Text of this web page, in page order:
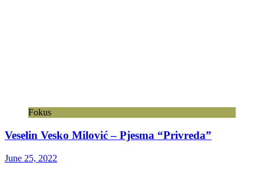
Fokus
Veselin Vesko Milović – Pjesma “Privreda”
June 25, 2022